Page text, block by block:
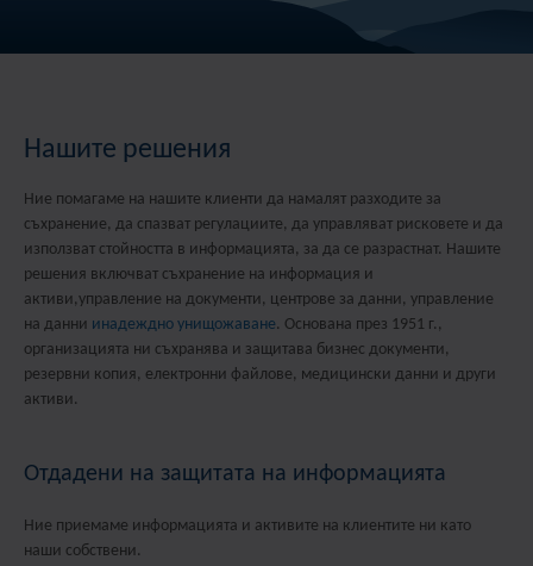
Нашите решения
Ние помагаме на нашите клиенти да намалят разходите за
съхранение, да спазват регулациите, да управляват рисковете и да
използват стойността в информацията, за да се разрастнат. Нашите
решения включват съхранение на информация и
активи,управление на документи, центрове за данни, управление
на данни инадеждно унищожаване. Основана през 1951 г.,
организацията ни съхранява и защитава бизнес документи,
резервни копия, електронни файлове, медицински данни и други
активи.
Отдадени на защитата на информацията
Ние приемаме информацията и активите на клиентите ни като
наши собствени.